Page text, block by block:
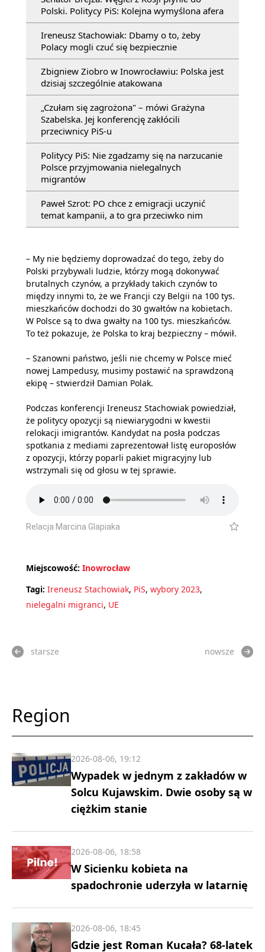
Polski. Politycy PiS: Kolejna wymyślona afera
Ireneusz Stachowiak: Dbamy o to, żeby
Polacy mogli czuć się bezpiecznie
Zbigniew Ziobro w Inowrocławiu: Polska jest
dzisiaj szczególnie atakowana
„Czułam się zagrożona" – mówi Grażyna
Szabelska. Jej konferencję zakłócili
przeciwnicy PiS-u
Politycy PiS: Nie zgadzamy się na narzucanie
Polsce przyjmowania nielegalnych
migrantów
Paweł Szrot: PO chce z emigracji uczynić
temat kampanii, a to gra przeciwko nim
– My nie będziemy doprowadzać do tego, żeby do
Polski przybywali ludzie, którzy mogą dokonywać
brutalnych czynów, a przykłady takich czynów to
między innymi to, że we Francji czy Belgii na 100 tys.
mieszkańców dochodzi do 30 gwałtów na kobietach.
W Polsce są to dwa gwałty na 100 tys. mieszkańców.
To też pokazuje, że Polska to kraj bezpieczny – mówił.
– Szanowni państwo, jeśli nie chcemy w Polsce mieć
nowej Lampedusy, musimy postawić na sprawdzoną
ekipę – stwierdził Damian Polak.
Podczas konferencji Ireneusz Stachowiak powiedział,
że politycy opozycji są niewiarygodni w kwestii
relokacji imigrantów. Kandydat na posła podczas
spotkania z mediami zaprezentował listę europosłów
z opozycji, którzy poparli pakiet migracyjny lub
wstrzymali się od głosu w tej sprawie.
Relacja Marcina Glapiaka
Miejscowość: Inowrocław
Tagi: Ireneusz Stachowiak, PiS, wybory 2023,
nielegalni migranci, UE
starsze nowsze
Region
Wypadek w jednym z zakładów w
Solcu Kujawskim. Dwie osoby są w
ciężkim stanie
2026-08-06, 19:12
W Sicienku kobieta na
spadochronie uderzyła w latarnię
2026-08-06, 18:58
Gdzie jest Roman Kucała? 68-latek
2026-08-06, 18:45